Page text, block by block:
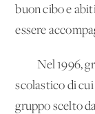
buon cibo e
essere
Nel 1996,
scolastico di
gruppo scelto